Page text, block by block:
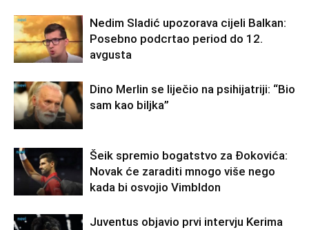
Nedim Sladić upozorava cijeli Balkan:
Posebno podcrtao period do 12.
avgusta
Dino Merlin se liječio na psihijatriji: “Bio
sam kao biljka”
Šeik spremio bogatstvo za Đokovića:
Novak će zaraditi mnogo više nego
kada bi osvojio Vimbldon
Juventus objavio prvi intervju Kerima